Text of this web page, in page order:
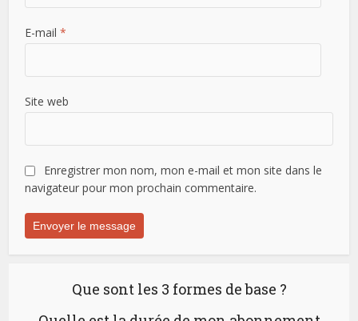
E-mail*
Site web
Enregistrer mon nom, mon e-mail et mon site dans le
navigateur pour mon prochain commentaire.
Que sont les 3 formes de base ?